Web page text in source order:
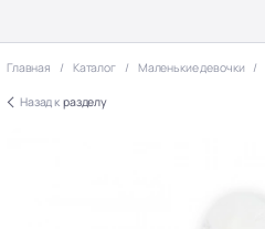
Главная Каталог Маленькие девочки
Назад к разделу